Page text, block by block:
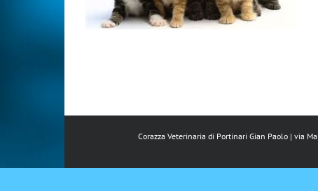
Corazza Veterinaria di Portinari Gian Paolo | via